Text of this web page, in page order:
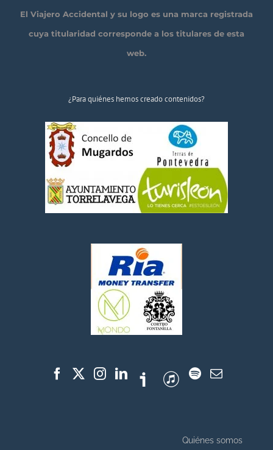
El Viajero Accidental y su logo es una marca registrada
cuya titularidad corresponde a los titulares de esta
web.
¿Para quiénes hemos creado contenidos?
Quiénes somos